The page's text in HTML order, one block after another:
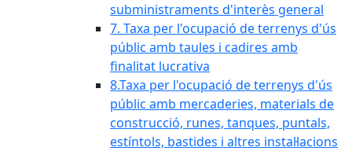
subministraments d'interès general
7. Taxa per l'ocupació de terrenys d'ús
públic amb taules i cadires amb
finalitat lucrativa
8.Taxa per l'ocupació de terrenys d'ús
públic amb mercaderies, materials de
construcció, runes, tanques, puntals,
estíntols, bastides i altres instal·lacions